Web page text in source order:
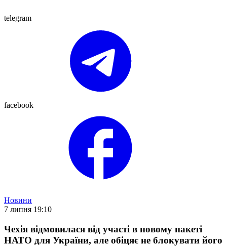
telegram
facebook
Новини
7 липня 19:10
Чехія відмовилася від участі в новому пакеті
НАТО для України, але обіцяє не блокувати його